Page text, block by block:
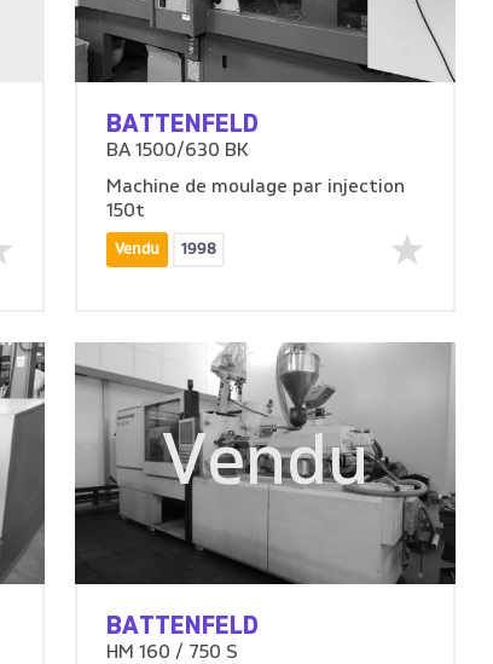
BATTENFELD
BA 1500/630 BK
Machine de moulage par injection
150t
Vendu 1998
Vendu
BATTENFELD
HM 160 / 750 S